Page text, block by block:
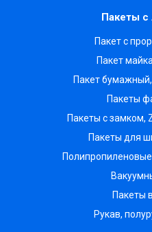
Пакеты с
Пакет с
Пакет
Пакет
Пакеты
Пакеты с замком,
Пакеты для
Пакеты
Рукав,